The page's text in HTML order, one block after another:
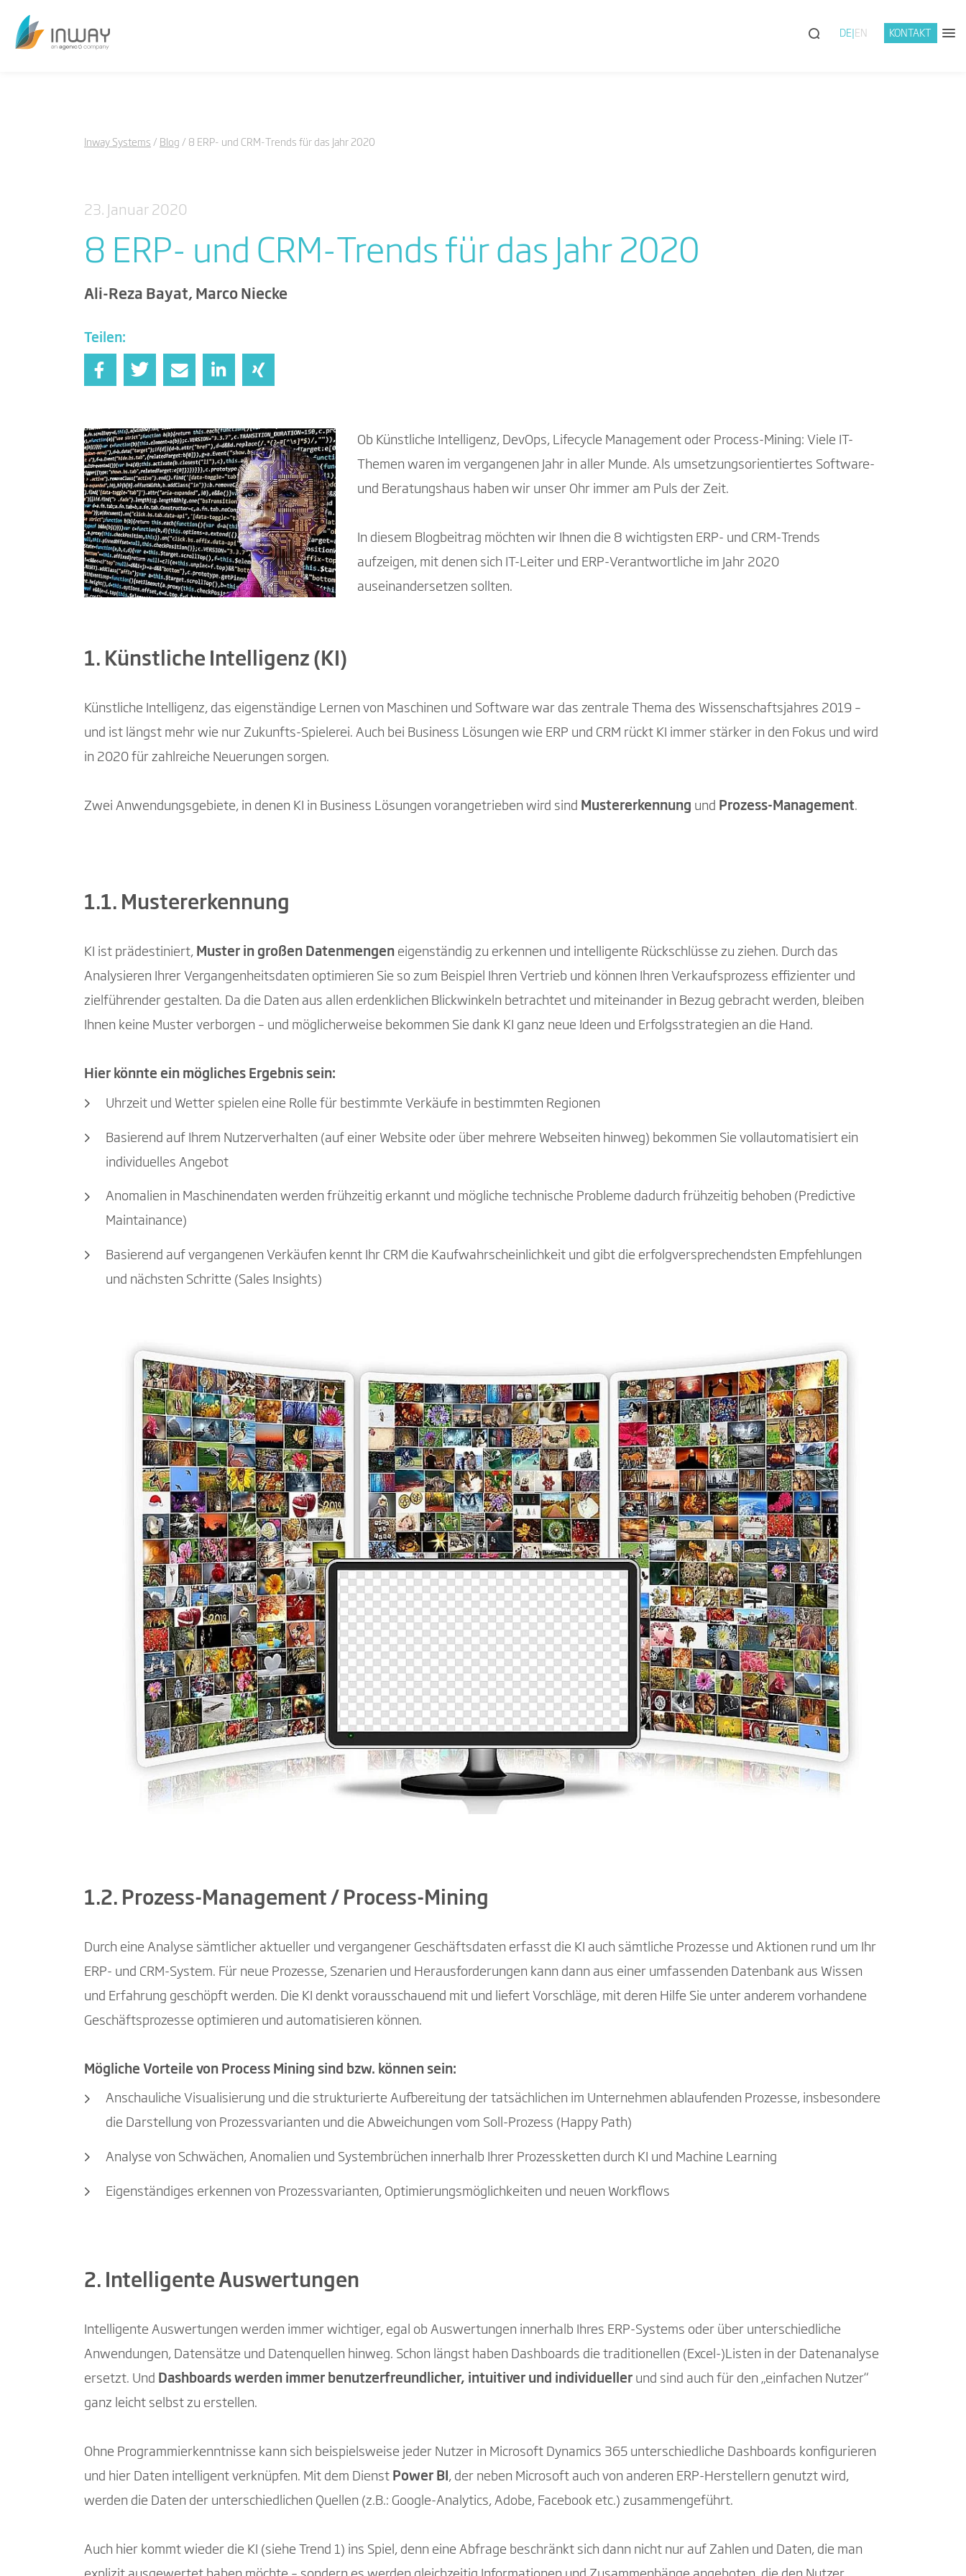
DE EN KONTAKT
Inway Systems Blog 8 ERP- und CRM-Trends für das Jahr 2020
23. Januar 2020
8 ERP- und CRM-Trends für das Jahr 2020
Ali-Reza Bayat, Marco Niecke
Teilen:
Ob Künstliche Intelligenz, DevOps, Lifecycle Management oder Process-Mining: Viele IT-
Themen waren im vergangenen Jahr in aller Munde. Als umsetzungsorientiertes Software-
und Beratungshaus haben wir unser Ohr immer am Puls der Zeit.
In diesem Blogbeitrag möchten wir Ihnen die 8 wichtigsten ERP- und CRM-Trends
aufzeigen, mit denen sich IT-Leiter und ERP-Verantwortliche im Jahr 2020
auseinandersetzen sollten.
1. Künstliche Intelligenz (KI)
Künstliche Intelligenz, das eigenständige Lernen von Maschinen und Software war das zentrale Thema des Wissenschaftsjahres 2019 –
und ist längst mehr wie nur Zukunfts-Spielerei. Auch bei Business Lösungen wie ERP und CRM rückt KI immer stärker in den Fokus und wird
in 2020 für zahlreiche Neuerungen sorgen.
Zwei Anwendungsgebiete, in denen KI in Business Lösungen vorangetrieben wird sind Mustererkennung und Prozess-Management.
1.1. Mustererkennung
KI ist prädestiniert, Muster in großen Datenmengen eigenständig zu erkennen und intelligente Rückschlüsse zu ziehen. Durch das
Analysieren Ihrer Vergangenheitsdaten optimieren Sie so zum Beispiel Ihren Vertrieb und können Ihren Verkaufsprozess effizienter und
zielführender gestalten. Da die Daten aus allen erdenklichen Blickwinkeln betrachtet und miteinander in Bezug gebracht werden, bleiben
Ihnen keine Muster verborgen – und möglicherweise bekommen Sie dank KI ganz neue Ideen und Erfolgsstrategien an die Hand.
Hier könnte ein mögliches Ergebnis sein:
Uhrzeit und Wetter spielen eine Rolle für bestimmte Verkäufe in bestimmten Regionen
Basierend auf Ihrem Nutzerverhalten (auf einer Website oder über mehrere Webseiten hinweg) bekommen Sie vollautomatisiert ein
individuelles Angebot
Anomalien in Maschinendaten werden frühzeitig erkannt und mögliche technische Probleme dadurch frühzeitig behoben (Predictive
Maintainance)
Basierend auf vergangenen Verkäufen kennt Ihr CRM die Kaufwahrscheinlichkeit und gibt die erfolgversprechendsten Empfehlungen
und nächsten Schritte (Sales Insights)
1.2. Prozess-Management / Process-Mining
Durch eine Analyse sämtlicher aktueller und vergangener Geschäftsdaten erfasst die KI auch sämtliche Prozesse und Aktionen rund um Ihr
ERP- und CRM-System. Für neue Prozesse, Szenarien und Herausforderungen kann dann aus einer umfassenden Datenbank aus Wissen
und Erfahrung geschöpft werden. Die KI denkt vorausschauend mit und liefert Vorschläge, mit deren Hilfe Sie unter anderem vorhandene
Geschäftsprozesse optimieren und automatisieren können.
Mögliche Vorteile von Process Mining sind bzw. können sein:
Anschauliche Visualisierung und die strukturierte Aufbereitung der tatsächlichen im Unternehmen ablaufenden Prozesse, insbesondere
die Darstellung von Prozessvarianten und die Abweichungen vom Soll-Prozess (Happy Path)
Analyse von Schwächen, Anomalien und Systembrüchen innerhalb Ihrer Prozessketten durch KI und Machine Learning
Eigenständiges erkennen von Prozessvarianten, Optimierungsmöglichkeiten und neuen Workflows
2. Intelligente Auswertungen
Intelligente Auswertungen werden immer wichtiger, egal ob Auswertungen innerhalb Ihres ERP-Systems oder über unterschiedliche
Anwendungen, Datensätze und Datenquellen hinweg. Schon längst haben Dashboards die traditionellen (Excel-)Listen in der Datenanalyse
ersetzt. Und Dashboards werden immer benutzerfreundlicher, intuitiver und individueller und sind auch für den „einfachen Nutzer“
ganz leicht selbst zu erstellen.
Ohne Programmierkenntnisse kann sich beispielsweise jeder Nutzer in Microsoft Dynamics 365 unterschiedliche Dashboards konfigurieren
und hier Daten intelligent verknüpfen. Mit dem Dienst Power BI , der neben Microsoft auch von anderen ERP-Herstellern genutzt wird,
werden die Daten der unterschiedlichen Quellen (z.B.: Google-Analytics, Adobe, Facebook etc.) zusammengeführt.
Auch hier kommt wieder die KI (siehe Trend 1) ins Spiel, denn eine Abfrage beschränkt sich dann nicht nur auf Zahlen und Daten, die man